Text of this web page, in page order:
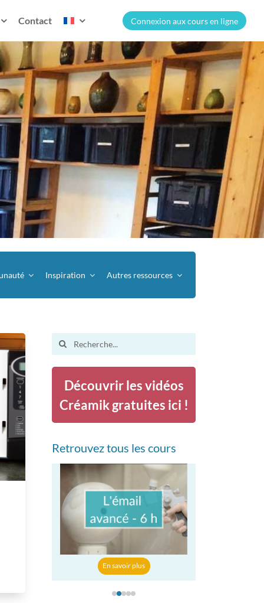
Contact Connexion aux cours en ligne
Inspiration Autres ressources
Search
for:
Découvrir les vidéos
Créamik gratuites ici !
Retrouvez tous les cours
En savoir plus